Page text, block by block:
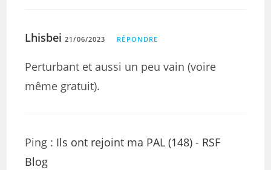
Lhisbei 21/06/2023 RÉPONDRE
Perturbant et aussi un peu vain (voire
même gratuit).
Ping : Ils ont rejoint ma PAL (148) - RSF
Blog